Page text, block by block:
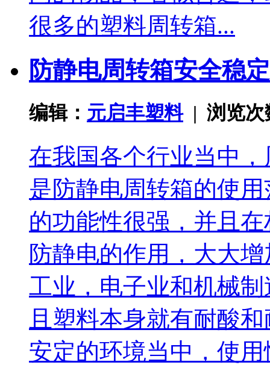
很多的塑料周转箱...
防静电周转箱安全稳
编辑： 元启丰塑料| 浏览次
在我国各个行业当中
是防静电周转箱的使
的功能性很强，并且
防静电的作用，大大
工业，电子业和机械
且塑料本身就有耐酸
安定的环境当中，使